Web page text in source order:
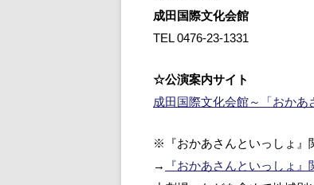
成田国際文化会館
TEL 0476-23-1331
☆公演案内サイト
成田国際文化会館～「おかあ
※『おかあさんといっしょ』
→
『おかあさんといっしょ』